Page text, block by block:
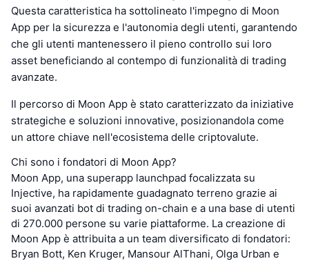
Questa caratteristica ha sottolineato l'impegno di Moon
App per la sicurezza e l'autonomia degli utenti, garantendo
che gli utenti mantenessero il pieno controllo sui loro
asset beneficiando al contempo di funzionalità di trading
avanzate.
Il percorso di Moon App è stato caratterizzato da iniziative
strategiche e soluzioni innovative, posizionandola come
un attore chiave nell'ecosistema delle criptovalute.
Chi sono i fondatori di Moon App?
Moon App, una superapp launchpad focalizzata su
Injective, ha rapidamente guadagnato terreno grazie ai
suoi avanzati bot di trading on-chain e a una base di utenti
di 270.000 persone su varie piattaforme. La creazione di
Moon App è attribuita a un team diversificato di fondatori:
Bryan Bott, Ken Kruger, Mansour AlThani, Olga Urban e